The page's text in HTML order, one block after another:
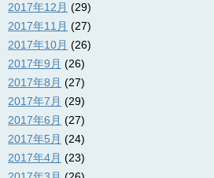
2017年12月 (29)
2017年11月 (27)
2017年10月 (26)
2017年9月 (26)
2017年8月 (27)
2017年7月 (29)
2017年6月 (27)
2017年5月 (24)
2017年4月 (23)